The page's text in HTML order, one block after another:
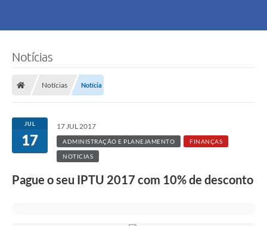
Notícias
Notícias Notícia
JUL
17
17 JUL 2017
ADMINISTRAÇÃO E PLANEJAMENTO FINANÇAS
NOTICIAS
Pague o seu IPTU 2017 com 10% de desconto